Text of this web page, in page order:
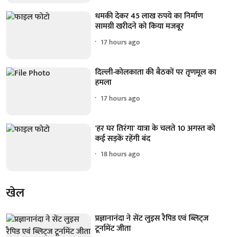
धमकी देकर 45 लाख रुपये का निर्माण
सामग्री खरीदने को किया मजबूर
17 hours ago
दिल्ली-कोलकाता की बैठकों पर तृणमूल का
हमला
17 hours ago
'हर घर तिरंगा' यात्रा के चलते 10 अगस्त को
कई सड़कें रहेंगी बंद
18 hours ago
खेल
प्रज्ञानानंदा ने सेंट लुइस रैपिड एवं ब्लिट्ज
टूर्नामेंट जीता